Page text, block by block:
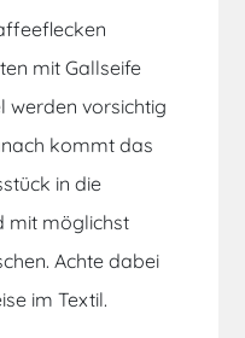
mit Gallseife
werden vorsichtig
kommt das
in die
mit möglichst
Achte dabei
im Textil.